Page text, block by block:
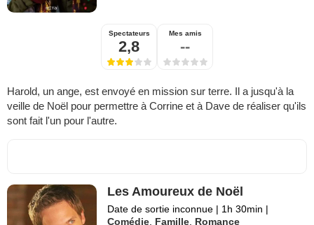
Spectateurs
2,8
Mes amis
--
Harold, un ange, est envoyé en mission sur terre. Il a jusqu'à la
veille de Noël pour permettre à Corrine et à Dave de réaliser qu'ils
sont fait l'un pour l'autre.
Les Amoureux de Noël
Date de sortie inconnue | 1h 30min |
Comédie Famille Romance